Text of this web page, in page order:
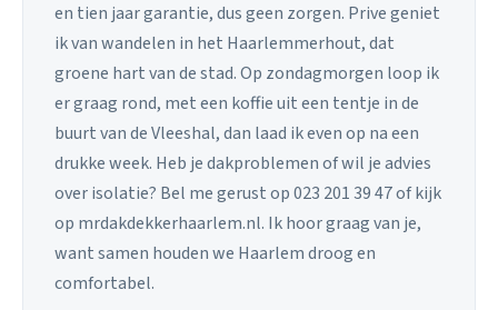
en tien jaar garantie, dus geen zorgen. Prive geniet
ik van wandelen in het Haarlemmerhout, dat
groene hart van de stad. Op zondagmorgen loop ik
er graag rond, met een koffie uit een tentje in de
buurt van de Vleeshal, dan laad ik even op na een
drukke week. Heb je dakproblemen of wil je advies
over isolatie? Bel me gerust op 023 201 39 47 of kijk
op mrdakdekkerhaarlem.nl. Ik hoor graag van je,
want samen houden we Haarlem droog en
comfortabel.